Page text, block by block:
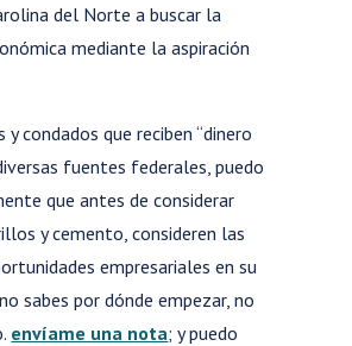
del Norte a buscar la
mediante la aspiración
y condados que reciben “dinero
fuentes federales, puedo
que antes de considerar
y cemento, consideren las
empresariales en su
sabes por dónde empezar, no
envíame una nota; y puedo